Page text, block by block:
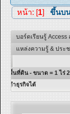
หน้า: [ 1] ขึ้นบ
บอร์ดเรียนรู้
แหล่งความรู้ & ประ
พื้นที่ดิน - ขนาด = 1 ไร่
ทำธุรกิจได้